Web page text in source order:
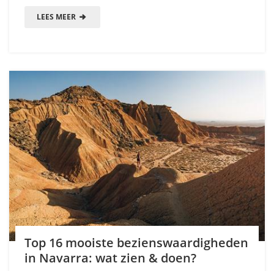
LEES MEER
Top 16 mooiste bezienswaardigheden
in Navarra: wat zien & doen?